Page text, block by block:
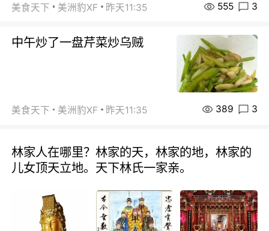
美食天下 美洲豹XF 昨天11:35 555 3
中午炒了一盘芹菜炒乌贼
美食天下 美洲豹XF 昨天11:35 389 3
林家人在哪里？林家的天，林家的地，林家的
儿女顶天立地。天下林氏一家亲。